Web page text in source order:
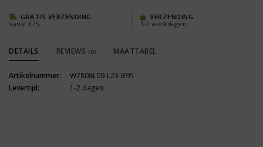
GRATIS VERZENDING
Vanaf €75,-
VERZENDING
1-2 werkdagen
DETAILS REVIEWS (0) MAATTABEL
Artikelnummer:
W7808L09-L23-B95
Levertijd:
1-2 dagen